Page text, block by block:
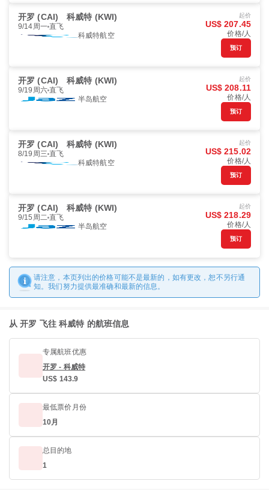
开罗 (CAI) 科威特 (KWI)
9/14周一 直飞
科威特航空
起价
US$ 207.45
价格/人
预订
开罗 (CAI) 科威特 (KWI)
9/19周六 直飞
半岛航空
起价
US$ 208.11
价格/人
预订
开罗 (CAI) 科威特 (KWI)
8/19周三 直飞
科威特航空
起价
US$ 215.02
价格/人
预订
开罗 (CAI) 科威特 (KWI)
9/15周二 直飞
半岛航空
起价
US$ 218.29
价格/人
预订
请注意，本页列出的价格可能不是最新的，如有更改，恕不另行通
知。我们努力提供最准确和最新的信息。
从 开罗 飞往 科威特 的航班信息
专属航班优惠
开罗 - 科威特
US$ 143.9
最低票价月份
10月
总目的地
1